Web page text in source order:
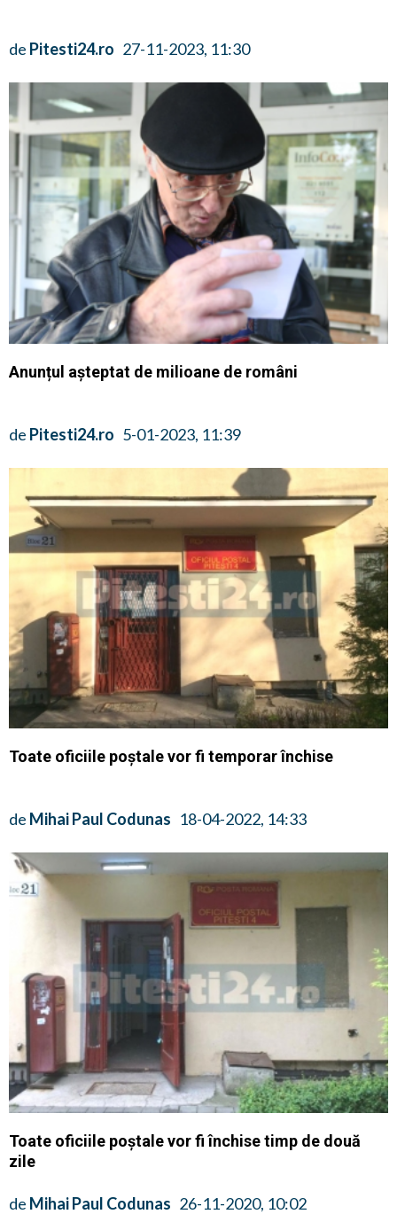
de Pitesti24.ro 27-11-2023, 11:30
Anunțul așteptat de milioane de români
de Pitesti24.ro 5-01-2023, 11:39
Toate oficiile poștale vor fi temporar închise
de Mihai Paul Codunas 18-04-2022, 14:33
Toate oficiile poștale vor fi închise timp de două
zile
de Mihai Paul Codunas 26-11-2020, 10:02